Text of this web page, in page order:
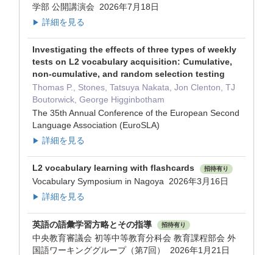
学部 公開講演会 2026年7月18日
▶ 詳細を見る
Investigating the effects of three types of weekly
tests on L2 vocabulary acquisition: Cumulative,
non-cumulative, and random selection testing
Thomas P., Stones, Tatsuya Nakata, Jon Clenton, TJ
Boutorwick, George Higginbotham
The 35th Annual Conference of the European Second
Language Association (EuroSLA)
▶ 詳細を見る
L2 vocabulary learning with flashcards 招待有り
Vocabulary Symposium in Nagoya 2026年3月16日
▶ 詳細を見る
英語の語彙学習方略とその指導 招待有り
中央教育審議会 初等中等教育分科会 教育課程部会 外
国語ワーキンググループ（第7回） 2026年1月21日